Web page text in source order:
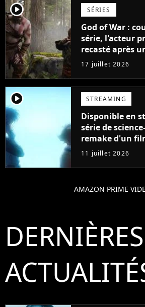
player2 SÉRIES
God of War :
série, l'acteur
recasté après
tournage
17 juillet 2026
player2 STREAMING
Disponible en
série de
remake d'un
une évolution
absolument tout
11 juillet 2026
AMAZON PRIME
DERNIÈRES